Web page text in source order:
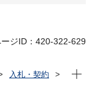
ジID：420-322-629
入札・契約
現在